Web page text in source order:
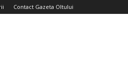
Contact Gazeta Oltului